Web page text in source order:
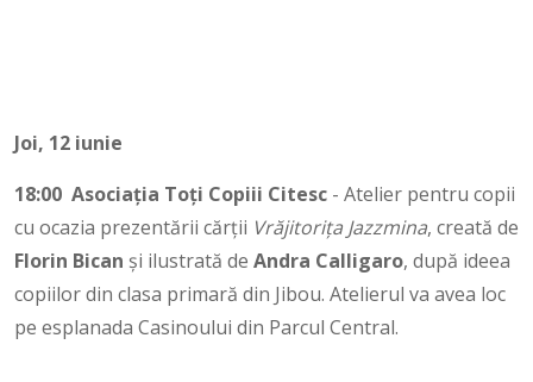
Joi, 12 iunie
18:00 Asociația Toți Copiii Citesc - Atelier pentru copii
cu ocazia prezentării cărții Vrăjitorița Jazzmina, creată de
Florin Bican și ilustrată de Andra Calligaro, după ideea
copiilor din clasa primară din Jibou. Atelierul va avea loc
pe esplanada Casinoului din Parcul Central.